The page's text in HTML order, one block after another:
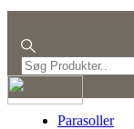
Kurv
Parasoller